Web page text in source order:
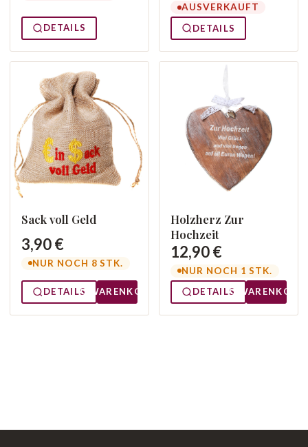
DETAILS
AUSVERKAUFT
DETAILS
Sack voll Geld
3,90 €
NUR NOCH 8 STK.
DETAILS WARENKORB
Holzherz Zur
Hochzeit
12,90 €
NUR NOCH 1 STK.
DETAILS
WARENKORB